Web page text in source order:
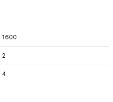
tehnika
1600
2
4